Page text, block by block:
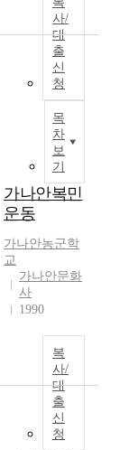
사/
대
출
신
청
목
차
보
기
가나안복민
운동
가나안농군학
교
가나안문화
사
1990
복
사/
대
출
신
청